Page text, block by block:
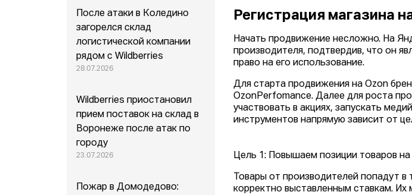
Регистрация магазина
Начать продвижение несложно. На
производителя, подтвердив, что он
право на его использование.
Для старта продвижения на Ozon
OzonPerfomance. Далее для роста
участвовать в акциях, запускать
инструментов напрямую зависит от
Цель 1: Повышаем позиции товаров
Товары от производителей попадут
корректно выставленным ставкам. Их
После атаки в Коледино
загорелся склад
логистической компании
рядом с Wildberries
28.07.2026
Wildberries приостановил
прием поставок на склад в
Воронеже после атак по
городу
23.07.2026
Пожар в Домодедово: